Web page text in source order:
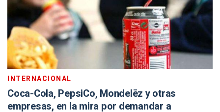
INTERNACIONAL
Coca-Cola, PepsiCo, Mondelēz y otras
empresas, en la mira por demandar a